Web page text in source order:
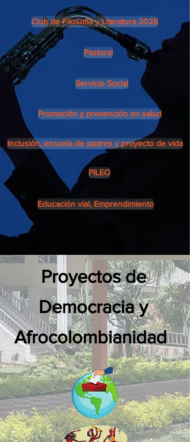
Club de Filosofía y Literatura 2026
Pastoral
Servicio Social
Promoción y prevención en salud
Inclusión, escuela de padres y proyecto de vida
PILEO
Educación vial, Emprendimiento
Proyectos de
Democracia y
Afrocolombianidad